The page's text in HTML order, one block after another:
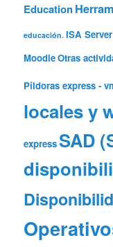
Education
educación. ISA
MoodleOtras
Píldoras express -
locales y
expressSAD